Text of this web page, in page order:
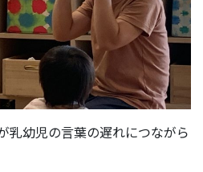
乳幼児の言葉の遅れにつながら